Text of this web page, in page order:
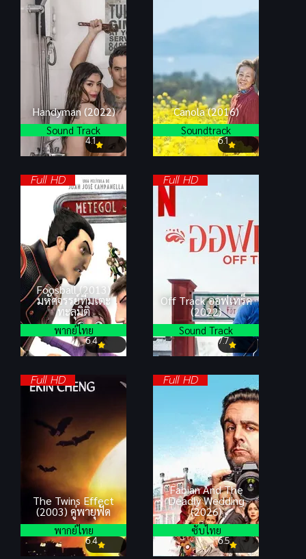
Handyman (2022)
4.1
Sound Track
Canola (2016)
6.1
Soundtrack
Full HD
Foosball (2013)
มหัศจรรย์ทีมเตะ
ทะลุมิติ
6.4
พากย์ไทย
Full HD
Off Track ออฟเทร็ค
(2022)
7.7
Sound Track
Full HD
The Twins Effect
(2003) คู่พายุฟัด
6.4
พากย์ไทย
Full HD
Fabian And The
Deadly Wedding
(2026)
6.5
ซับไทย